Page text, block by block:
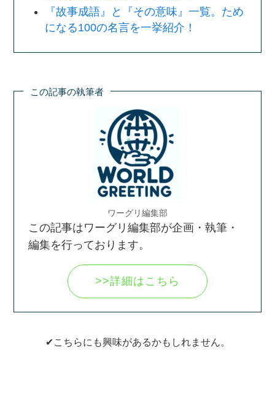
『故事成語』と『その意味』一覧。ため
になる100の名言を一挙紹介！
この記事の執筆者
ワーグリ編集部
この記事はワーグリ編集部が企画・執筆・
編集を行っております。
>>詳細はこちら
✔こちらにも興味があるかもしれません。